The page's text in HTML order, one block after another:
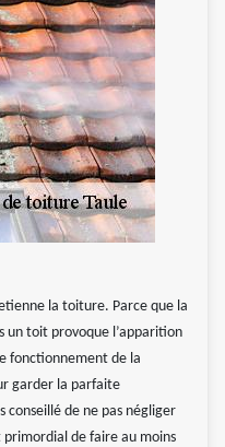
la toiture. Parce que la
un toit provoque l’apparition
fonctionnement de la
garder la parfaite
de ne pas négliger
de faire au moins